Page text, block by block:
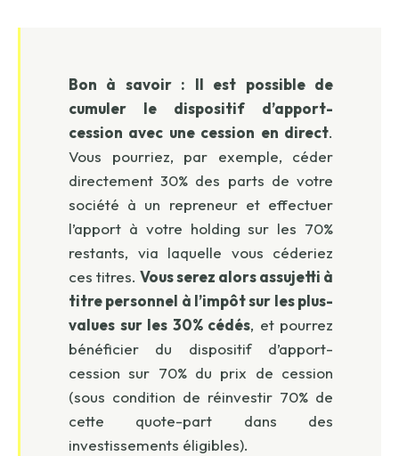
Bon à savoir :
Il est possible de
cumuler le dispositif d’apport-
cession avec une cession en direct.
Vous pourriez, par exemple, céder
directement 30% des parts de votre
société à un repreneur et effectuer
l’apport à votre holding sur les 70%
restants, via laquelle vous céderiez
ces titres. Vous serez alors assujetti à
titre personnel à l’impôt sur les plus-
values sur les 30% cédés, et pourrez
bénéficier du dispositif d’apport-
cession sur 70% du prix de cession
(sous condition de réinvestir 70% de
cette quote-part dans des
investissements éligibles).